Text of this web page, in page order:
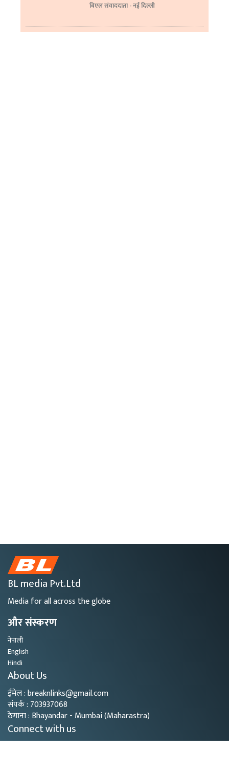
बिएल संवाददाता - नई दिल्ली
BL media Pvt.Ltd
Media for all across the globe
और संस्करण
नेपाली
English
Hindi
About Us
ईमेल : breaknlinks@gmail.com
संपर्क : 703937068
ठेगाना : Bhayandar - Mumbai (Maharastra)
Connect with us